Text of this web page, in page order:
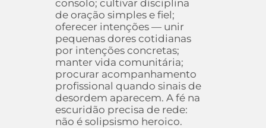
consolo; cultivar disciplina
de oração simples e fiel;
oferecer intenções — unir
pequenas dores cotidianas
por intenções concretas;
manter vida comunitária;
procurar acompanhamento
profissional quando sinais de
desordem aparecem. A fé na
escuridão precisa de rede:
não é solipsismo heroico.